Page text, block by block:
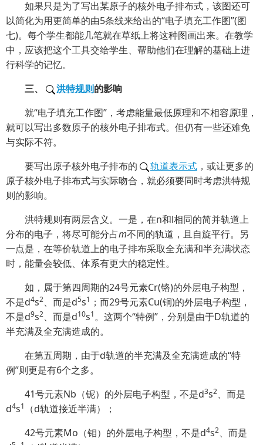
如果只是为了写出某原子的核外电子排布式，该图还可
以简化为用更简单的由5条线来给出的“电子填充工作图”(图
七)。每个学生都能几笔就在草纸上将这种图画出来。在教学
中，应该把这个工具交给学生、帮助他们在理解的基础上进
行科学的记忆。
三、
洪特规则的影响
就“电子填充工作图”，考虑能量最低原理和不相容原理，
就可以写出多数原子的核外电子排布式。但仍有一些还难免
与实际不符。
要写出原子核外电子排布的
轨道表示式 ，或让更多的
原子核外电子排布式与实际吻合，就必须要同时考虑洪特规
则的影响。
洪特规则有两层含义。一是，在n和l相同的简并轨道上
分布的电子，将尽可能分占m不同的轨道，且自旋平行。另
一点是，在等价轨道上的电子排布采取全充满和半充满状态
时，能量会较低、体系有更大的稳定性。
如，属于第四周期的24号元素Cr(铬)的外层电子构型，
不是d4s2、而是d5s1 ；而29号元素Cu(铜)的外层电子构型，
不是d9s2、而是d10s1。这两个“特例”，分别是由于D轨道的
半充满及全充满造成的。
在第五周期，由于d轨道的半充满及全充满造成的“特
例”则更是有6个之多。
41号元素Nb（铌）的外层电子构型，不是d3s2、而是
d4s1
（d轨道接近半满）；
42号元素Mo（钼）的外层电子构型，不是d4s2、而是